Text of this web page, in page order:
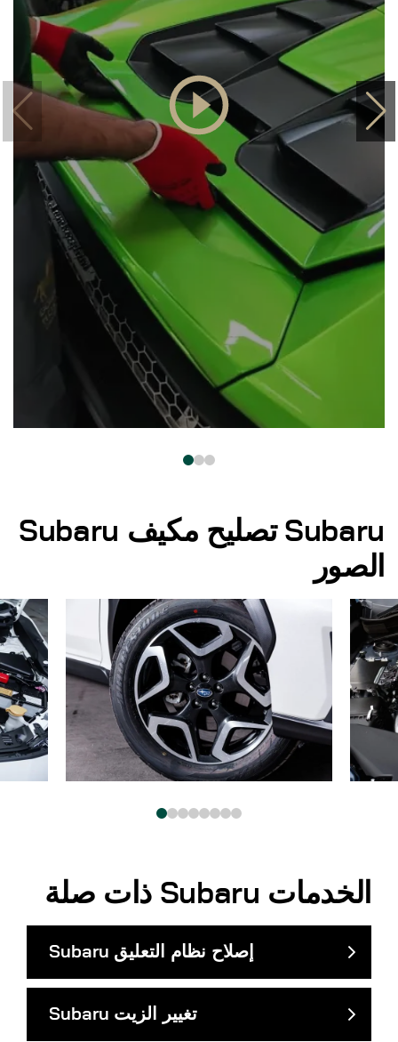
Subaru تصليح مكيف Subaru
الصور
Subaru الخدمات
Subaru إصلاح نظام التعليق
Subaru تغيير الزيت